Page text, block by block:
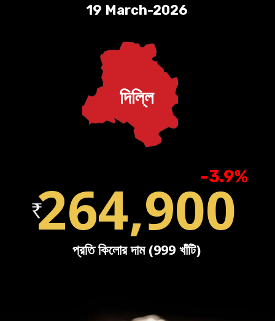
19 March-2026
-3.9%
264,900
প্রতি কিলোর দাম (999 খাঁটি)
দিল্লি